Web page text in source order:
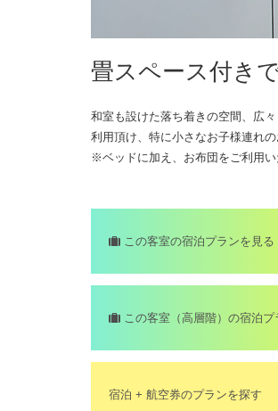
畳スペース付き
和室も設けた落ち着きの空間、広
利用頂け、特に小さなお子様連れ
※ベッドに加え、お布団をご利用い
この客室の宿泊プランを見る
この客室（高層階）の宿泊プ
宿泊 + 航空券のプランを探す